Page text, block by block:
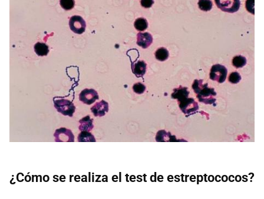
¿Cómo se realiza el test de estreptococos?